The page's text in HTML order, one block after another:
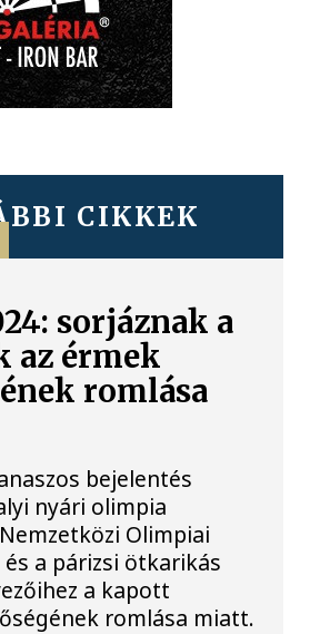
CIKKEK
sorjáznak a
az érmek
romlása
bejelentés
nyári olimpia
Olimpiai
a párizsi ötkarikás
a kapott
romlása miatt.